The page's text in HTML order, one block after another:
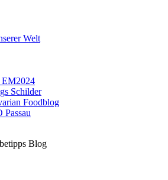
Welt
EM2024
Schilder
Foodblog
Passau
Blog